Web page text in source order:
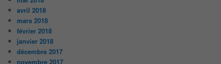
avril 2018
mars 2018
février 2018
janvier 2018
décembre 2017
novembre 2017